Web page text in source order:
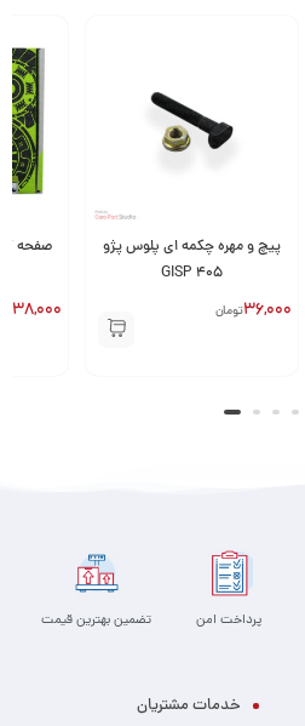
پیچ و مهره چکمه ای پلوس پژو
405 GISP
36,000تومان
پرداخت امن تضمین بهترین قیمت
خدمات مشتریان